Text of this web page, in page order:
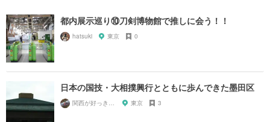
都内展示巡り⑩刀剣博物館で推しに会う！！
hatsuki 東京 0
日本の国技・大相撲興行とともに歩んできた墨田区
関西が好っきゃねん 東京 3